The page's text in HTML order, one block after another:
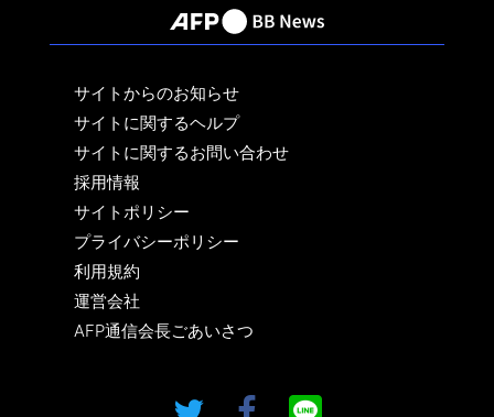
サイトからのお知らせ
サイトに関するヘルプ
サイトに関するお問い合わせ
採用情報
サイトポリシー
プライバシーポリシー
利用規約
運営会社
AFP通信会長ごあいさつ